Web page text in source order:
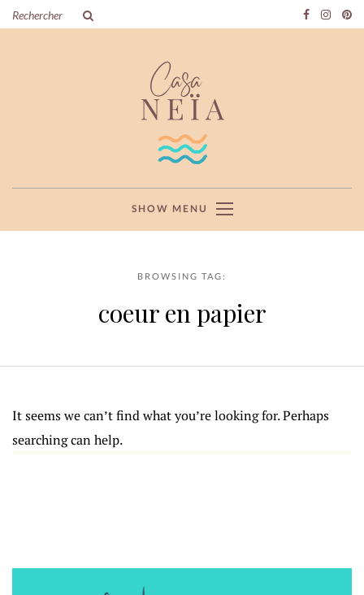
SHOW MENU
BROWSING TAG:
coeur en papier
It seems we can’t find what you’re looking for. Perhaps
searching can help.